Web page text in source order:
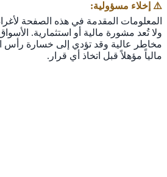
⚠️ إخلاء مسؤولية:
المعلومات المقدمة في هذه الصفحة
ولا تُعد مشورة مالية أو استثمارية.
مخاطر عالية وقد تؤدي إلى خسارة رأس
مالياً مؤهلاً قبل اتخاذ أي قرار.